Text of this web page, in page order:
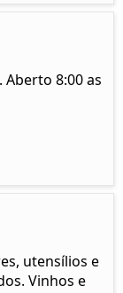
8:00 as
utensílios e
Vinhos e